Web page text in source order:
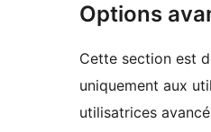
Options
Cette section est
uniquement aux
utilisatrices